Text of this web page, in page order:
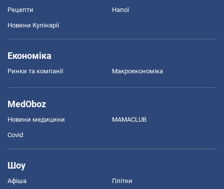
Рецепти Напої
Новини Кулінарії
Економіка
Ринки та компанії Макроекономіка
MedOboz
Новини медицини MAMACLUB
Covid
Шоу
Афіша Плітки